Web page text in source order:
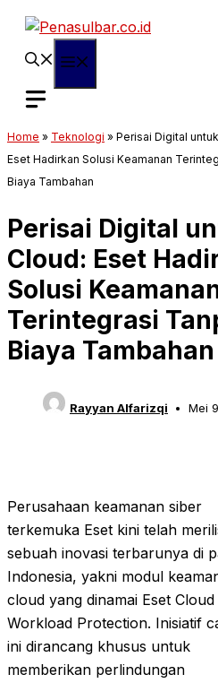
Langsung
Home » Teknologi » Perisai Digital
Eset Hadirkan Solusi Keamanan
Biaya Tambahan
Perisai Digital
Cloud: Eset
Solusi
Terintegrasi
Biaya Tambahan
Rayyan Alfarizqi Mei
Perusahaan keamanan siber
terkemuka Eset kini telah
sebuah inovasi terbarunya di
Indonesia, yakni modul
cloud yang dinamai Eset Cloud
Workload Protection. Inisiatif
ini dirancang khusus untuk
memberikan perlindungan